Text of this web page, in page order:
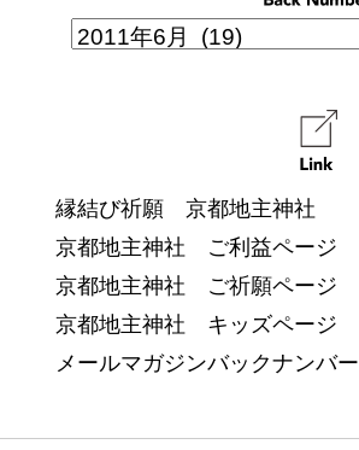
縁結び祈願 京都地主神社
京都地主神社 ご利益ページ
京都地主神社 ご祈願ページ
京都地主神社 キッズページ
メールマガジンバックナンバー